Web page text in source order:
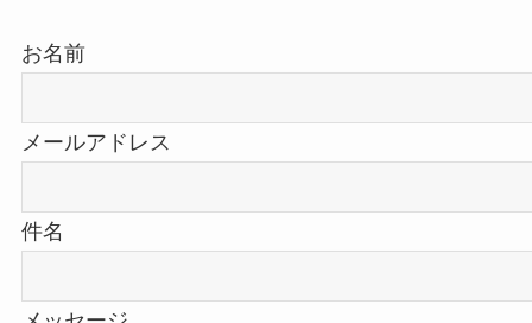
お名前
メールアドレス
件名